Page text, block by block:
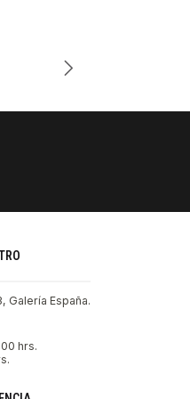
Galería España.
hrs.